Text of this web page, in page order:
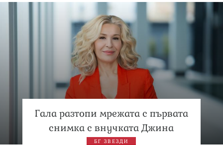
Гала разтопи мрежата с първата
снимка с внучката Джина
БГ ЗВЕЗДИ